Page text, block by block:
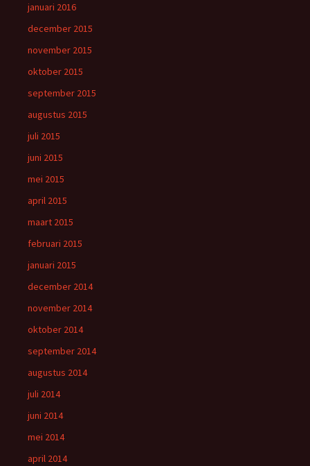
januari 2016
december 2015
november 2015
oktober 2015
september 2015
augustus 2015
juli 2015
juni 2015
mei 2015
april 2015
maart 2015
februari 2015
januari 2015
december 2014
november 2014
oktober 2014
september 2014
augustus 2014
juli 2014
juni 2014
mei 2014
april 2014